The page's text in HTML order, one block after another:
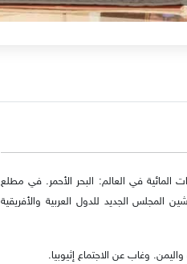
المائية في العالم: البحر الأحمر. في مطلع
المجلس الجديد للدول العربية والأفريقية
وغاب عن الاجتماع إثيوبيا.